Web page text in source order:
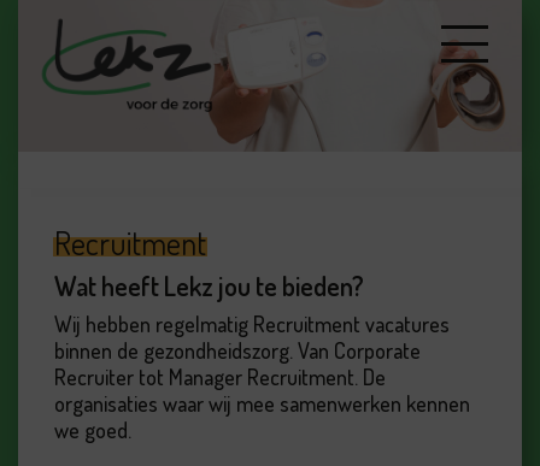
Recruitment
Wat heeft Lekz jou te bieden?
Wij hebben regelmatig Recruitment vacatures
binnen de gezondheidszorg. Van Corporate
Recruiter tot Manager Recruitment. De
organisaties waar wij mee samenwerken kennen
we goed.